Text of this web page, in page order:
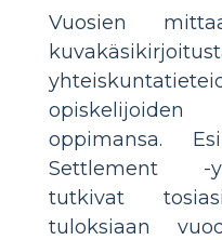
Vuosien
oppimansa.
Settlement -
tutkivat
tuloksiaan